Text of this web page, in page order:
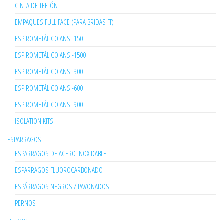
CINTA DE TEFLÓN
EMPAQUES FULL FACE (PARA BRIDAS FF)
ESPIROMETÁLICO ANSI-150
ESPIROMETÁLICO ANSI-1500
ESPIROMETÁLICO ANSI-300
ESPIROMETÁLICO ANSI-600
ESPIROMETÁLICO ANSI-900
ISOLATION KITS
ESPARRAGOS
ESPARRAGOS DE ACERO INOXIDABLE
ESPARRAGOS FLUOROCARBONADO
ESPÁRRAGOS NEGROS / PAVONADOS
PERNOS